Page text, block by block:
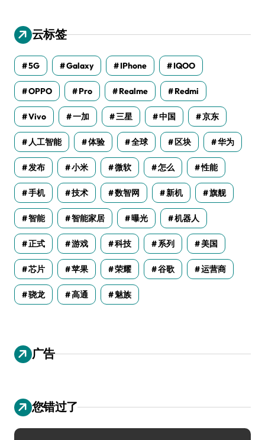
云标签
5G Galaxy IPhone IQOO
OPPO Pro Realme Redmi
Vivo 一加 三星 中国 京东
人工智能 体验 全球 区块 华为
发布 小米 微软 怎么 性能
手机 技术 数智网 新机 旗舰
智能 智能家居 曝光 机器人
正式 游戏 科技 系列 美国
芯片 苹果 荣耀 谷歌 运营商
骁龙 高通 魅族
广告
您错过了